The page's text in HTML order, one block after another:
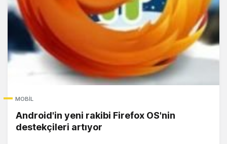
MOBIL
Android'in yeni rakibi Firefox OS'nin
destekçileri artıyor